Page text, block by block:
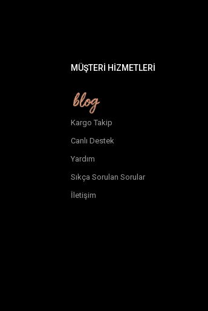
MÜŞTERİ HİZMETLERİ
Kargo Takip
Canlı Destek
Yardım
Sıkça Sorulan Sorular
İletişim